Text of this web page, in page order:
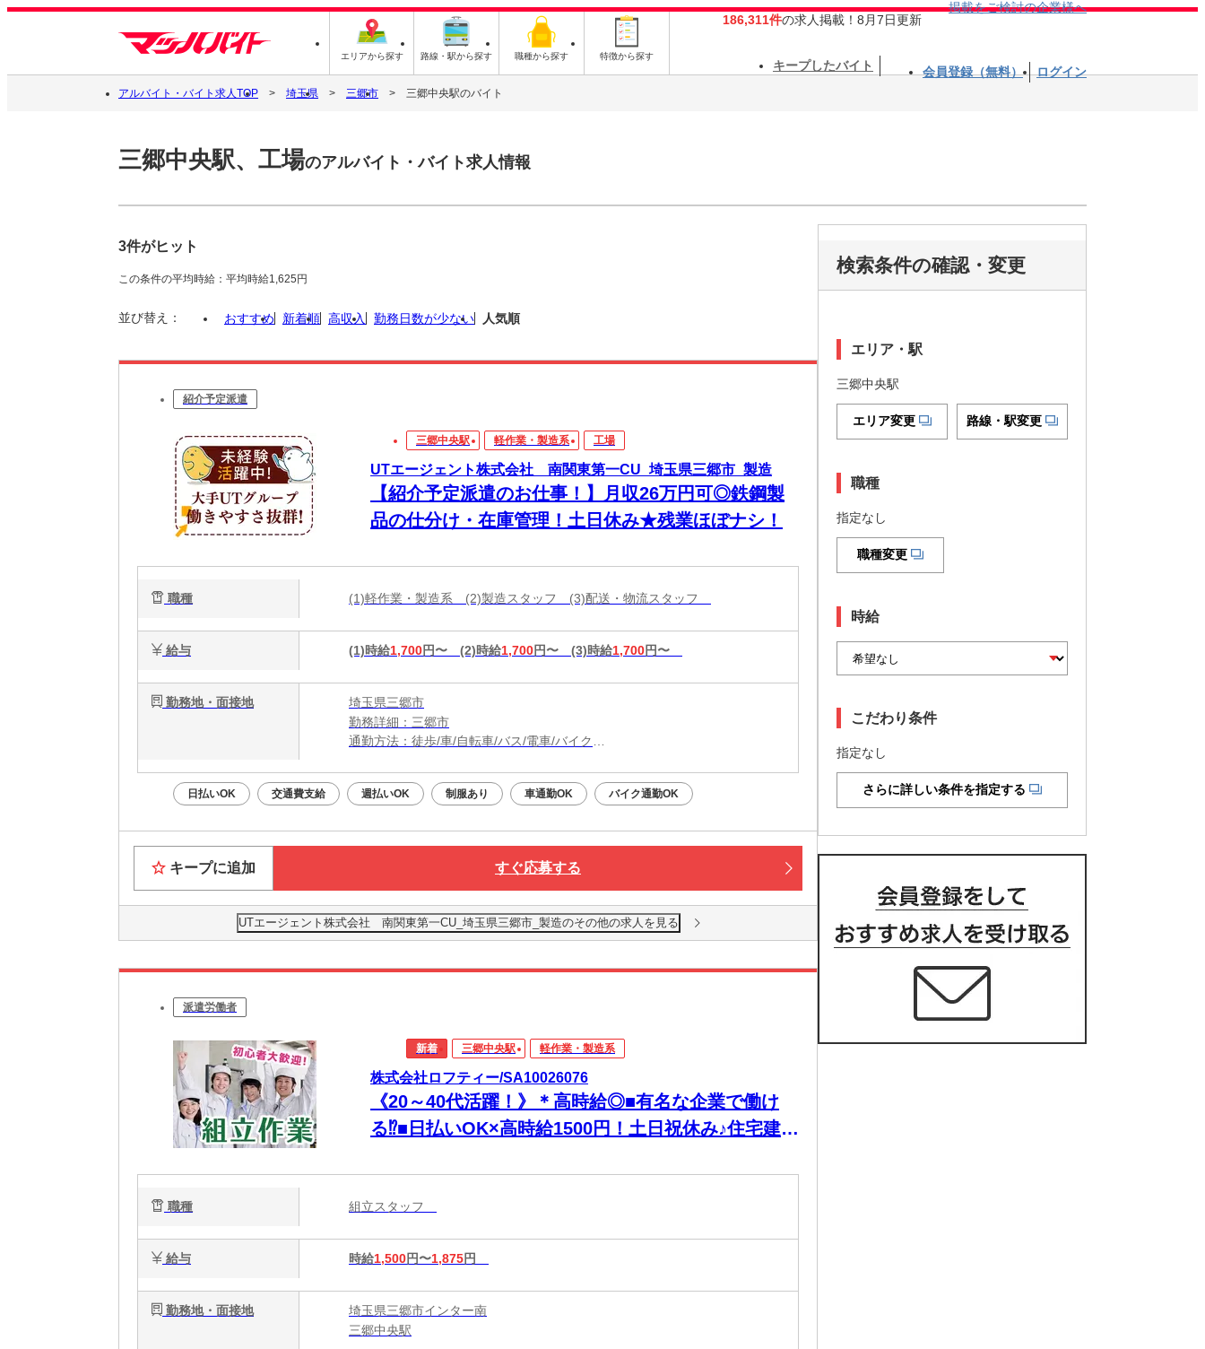
エリアから探す 路線・駅から探す 職種から探す 特徴から探す
186,311件の求人掲載！8月7日更新
掲載をご検討の企業様へ
キープしたバイト 会員登録（無料） ログイン
アルバイト・バイト求人TOP 埼玉県 三郷市 三郷中央駅のバイト
三郷中央駅、工場のアルバイト・バイト求人情報
3件がヒット
この条件の平均時給：平均時給1,625円
並び替え： おすすめ 新着順 高収入 勤務日数が少ない 人気順
紹介予定派遣
三郷中央駅 軽作業・製造系 工場
UTエージェント株式会社 南関東第一CU_埼玉県三郷市_製造
【紹介予定派遣のお仕事！】月収26万円可◎鉄鋼製
品の仕分け・在庫管理！土日休み★残業ほぼナシ！
職種 (1)軽作業・製造系 (2)製造スタッフ (3)配送・物流スタッフ
給与 (1)時給1,700円〜 (2)時給1,700円〜 (3)時給1,700円〜
勤務地・面接地
埼玉県三郷市
勤務詳細：三郷市
通勤方法：徒歩/車/自転車/バス/電車/バイク
日払いOK 交通費支給 週払いOK 制服あり 車通勤OK バイク通勤OK
キープに追加 すぐ応募する
UTエージェント株式会社 南関東第一CU_埼玉県三郷市_製造のその他の求人を見る
派遣労働者
新着 三郷中央駅 軽作業・製造系
株式会社ロフティー/SA10026076
《20～40代活躍！》＊高時給◎■有名な企業で働け
る⁉■日払いOK×高時給1500円！土日祝休み♪住宅建材
職種 組立スタッフ
給与 時給1,500円〜1,875円
勤務地・面接地
埼玉県三郷市インター南
三郷中央駅
検索条件の確認・変更
エリア・駅
三郷中央駅
エリア変更 路線・駅変更
職種
指定なし
職種変更
時給
こだわり条件
指定なし
さらに詳しい条件を指定する